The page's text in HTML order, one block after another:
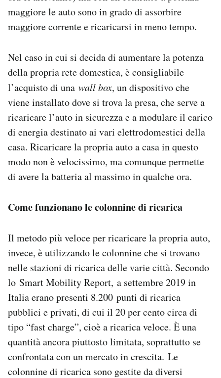
maggiore le auto sono in grado di assorbire
maggiore corrente e ricaricarsi in meno tempo.
Nel caso in cui si decida di aumentare la potenza
della propria rete domestica, è consigliabile
l’acquisto di una wall box, un dispositivo che
viene installato dove si trova la presa, che serve a
ricaricare l’auto in sicurezza e a modulare il carico
di energia destinato ai vari elettrodomestici della
casa. Ricaricare la propria auto a casa in questo
modo non è velocissimo, ma comunque permette
di avere la batteria al massimo in qualche ora.
Come funzionano le colonnine di ricarica
Il metodo più veloce per ricaricare la propria auto,
invece, è utilizzando le colonnine che si trovano
nelle stazioni di ricarica delle varie città. Secondo
lo Smart Mobility Report, a settembre 2019 in
Italia erano presenti 8.200 punti di ricarica
pubblici e privati, di cui il 20 per cento circa di
tipo “fast charge”, cioè a ricarica veloce. È una
quantità ancora piuttosto limitata, soprattutto se
confrontata con un mercato in crescita. Le
colonnine di ricarica sono gestite da diversi